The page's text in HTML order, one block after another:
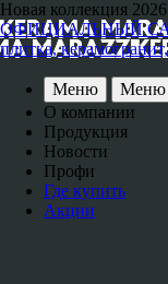
Новая коллекция 2026
ОФИЦИАЛЬНЫЙ
плитка,
Меню
Меню
О компании
Продукция
Новости
Профи
Где купить
Акции